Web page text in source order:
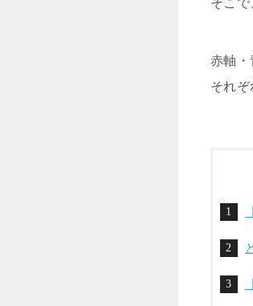
そこで
赤軸・
それ